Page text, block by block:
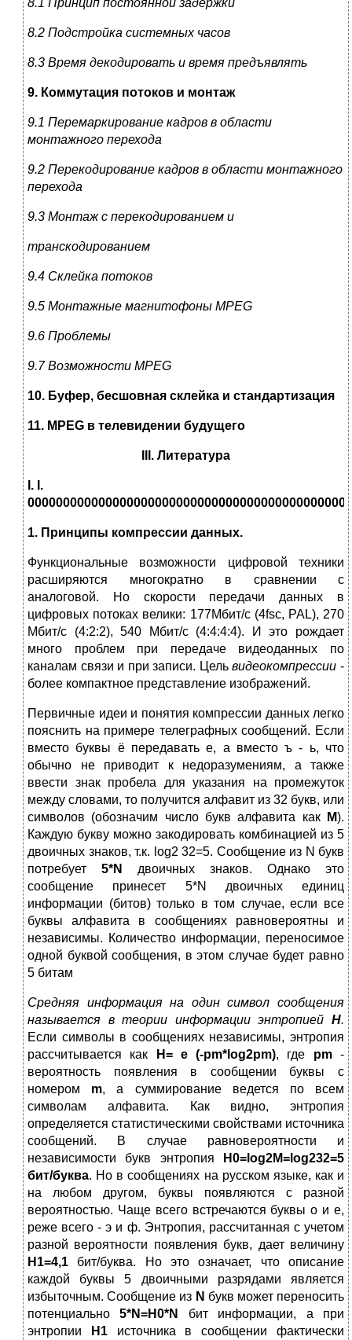
8.1 Принцип постоянной задержки
8.2 Подстройка системных часов
8.3 Время декодировать и время предъявлять
9. Коммутация потоков и монтаж
9.1 Перемаркирование кадров в области
монтажного перехода
9.2 Перекодирование кадров в области монтажного
перехода
9.3 Монтаж с перекодированием и
транскодированием
9.4 Склейка потоков
9.5 Монтажные магнитофоны MPEG
9.6 Проблемы
9.7 Возможности MPEG
10. Буфер, бесшовная склейка и стандартизация
11. MPEG в телевидении будущего
. Литература
. .
000000000000000000000000000000000000000000000 0
1. Принципы компрессии данных.
Функциональные возможности цифровой техники
расширяются многократно в сравнении с
аналоговой. Но скорости передачи данных в
цифровых потоках велики: 177Мбит/с (4fsc, PAL), 270
Мбит/с (4:2:2), 540 Мбит/с (4:4:4:4). И это рождает
много проблем при передаче видеоданных по
каналам связи и при записи. Цельвидеокомпрессии -
более компактное представление изображений.
Первичные идеи и понятия компрессии данных легко
пояснить на примере телеграфных сообщений. Если
вместо буквы ё передавать е, а вместо ъ - ь, что
обычно не приводит к недоразумениям, а также
ввести знак пробела для указания на промежуток
между словами, то получится алфавит из 32 букв, или
символов (обозначим число букв алфавита как
M).
Каждую букву можно закодировать комбинацией из 5
двоичных знаков, т.к. log2 32=5. Сообщение из N букв
потребует 5*N
двоичных знаков. Однако это
сообщение принесет 5*N двоичных единиц
информации (битов) только в том случае, если все
буквы алфавита в сообщениях равновероятны и
независимы. Количество информации, переносимое
одной буквой сообщения, в этом случае будет равно
5 битам
Средняя информация на один символ сообщения
называется в теории информации энтропией H.
Если символы в сообщениях независимы, энтропия
рассчитывается как
H= е (-pm*log2pm), где pm-
вероятность появления в сообщении буквы с
номером m, а суммирование ведется по всем
символам алфавита. Как видно, энтропия
определяется статистическими свойствами источника
сообщений. В случае равновероятности и
независимости букв энтропия
H0=log2M=log232=5
бит/буква. Но в сообщениях на русском языке, как и
на любом другом, буквы появляются с разной
вероятностью. Чаще всего встречаются буквы о и е,
реже всего - э и ф. Энтропия, рассчитанная с учетом
разной вероятности появления букв, дает величину
H1=4,1 бит/буква. Но это означает, что описание
каждой буквы 5 двоичными разрядами является
избыточным. Сообщение из N букв может переносить
потенциально5*N=H0*N
бит информации, а при
энтропии
H1источника в сообщении фактически